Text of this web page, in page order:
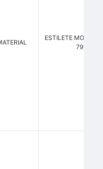
ESTILETE
79